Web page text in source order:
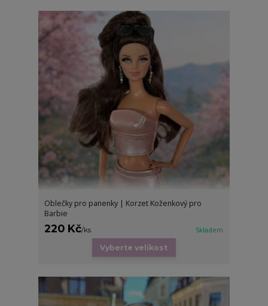
Oblečky pro panenky | Korzet Koženkový pro
Barbie
220 Kč/ks Skladem
Vyberte velikost